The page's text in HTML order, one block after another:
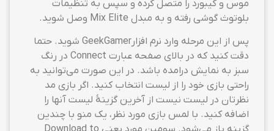
موس و کیبورد را متصل کرده و سپس به تنظیمات
بلوتوث گوشی رفته و به مبدل Mix Elite وصل شوید.
پس از این مرحله وارد نرم افزارGeekGamer شوید. حتما
دقت کنید که در بالای صفحه عبارت Connect در رنگ
سبز به نمایش درامده باشد. در این صورت می‌توانید به
راحتی بازی خود را از لیست انتخاب کنید. اگر بازی مد
نظرتان در لیست نیست از آخرین گزینهٔ لیست آنها را
اضافه کنید. با لمس بازی مورد نظر، یک منو با چندین